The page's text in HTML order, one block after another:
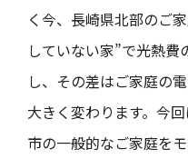
く今、長崎県北部のご
していない家”で光熱費
し、その差はご家庭の
大きく変わります。今
市の一般的なご家庭を